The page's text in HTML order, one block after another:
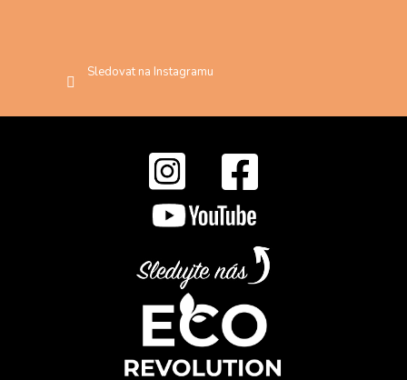
Sledovat na Instagramu